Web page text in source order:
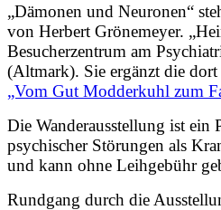
„Dämonen und Neuronen“
von Herbert Grönemeyer.
Besucherzentrum am
(Altmark). Sie ergänzt die dort
„Vom Gut Modderkuhl zum
Die Wanderausstellung ist ein
psychischer Störungen als
und kann ohne Leihgebühr
Rundgang durch die